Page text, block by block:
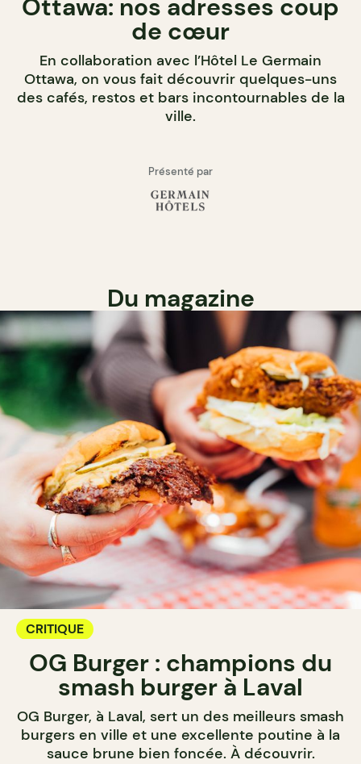
Ottawa: nos adresses coup
de cœur
En collaboration avec l’Hôtel Le Germain
Ottawa, on vous fait découvrir quelques-uns
des cafés, restos et bars incontournables de la
ville.
Présenté par
Du magazine
CRITIQUE
OG Burger : champions du
smash burger à Laval
OG Burger, à Laval, sert un des meilleurs smash
burgers en ville et une excellente poutine à la
sauce brune bien foncée. À découvrir.